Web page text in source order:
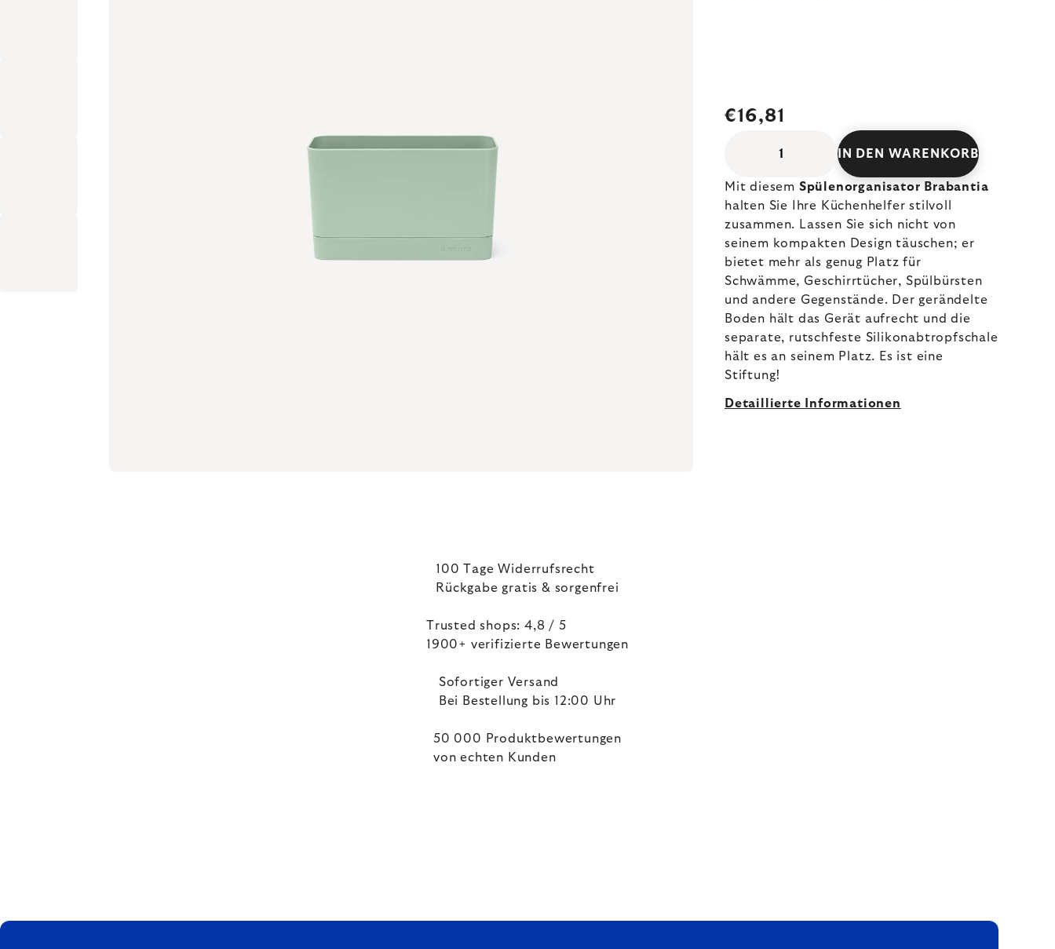
€16,81
IN DEN WARENKORB
Mit diesem Spülenorganisator Brabantia
halten Sie Ihre Küchenhelfer stilvoll
zusammen. Lassen Sie sich nicht von
seinem kompakten Design täuschen; er
bietet mehr als genug Platz für
Schwämme, Geschirrtücher, Spülbürsten
und andere Gegenstände. Der gerändelte
Boden hält das Gerät aufrecht und die
separate, rutschfeste Silikonabtropfschale
hält es an seinem Platz. Es ist eine
Stiftung!
Detaillierte Informationen
100 Tage Widerrufsrecht
Rückgabe gratis & sorgenfrei
Trusted shops: 4,8 / 5
1900+ verifizierte Bewertungen
Sofortiger Versand
Bei Bestellung bis 12:00 Uhr
50 000 Produktbewertungen
von echten Kunden
FUSSZEILE